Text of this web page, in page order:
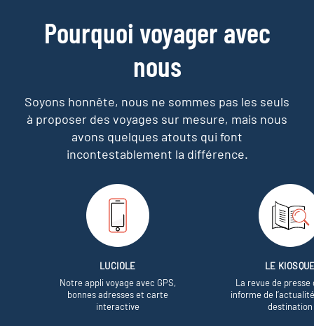
Pourquoi voyager avec
nous
Soyons honnête, nous ne sommes pas les seuls
à proposer des voyages sur mesure, mais nous
avons quelques atouts qui font
incontestablement la différence.
LUCIOLE
Notre appli voyage avec GPS,
bonnes adresses et carte
interactive
LE
La revue de presse
informe de
destination